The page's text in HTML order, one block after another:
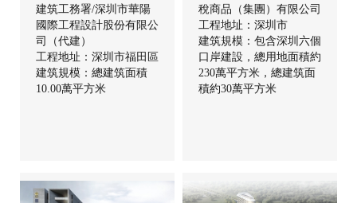
建筑工務署/深圳市華陽
國際工程設計股份有限公
司（代建）
工程地址：深圳市福田區
建筑規模：總建筑面積
10.00萬平方米
稅商品（集團）有限公司
工程地址：深圳市
建筑規模：包含深圳六個
口岸建設，總用地面積約
230萬平方米，總建筑面
積約30萬平方米